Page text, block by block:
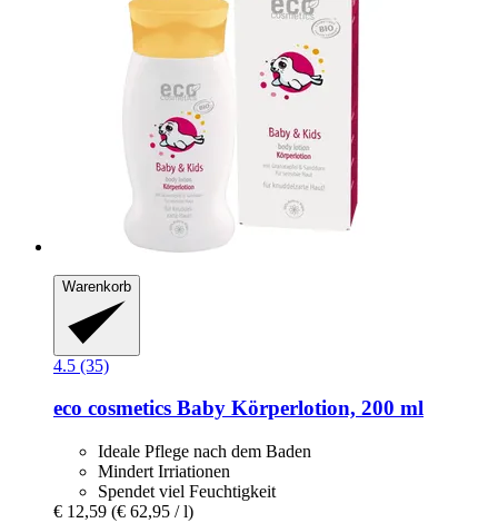
Warenkorb
4.5 (35)
eco cosmetics Baby Körperlotion, 200 ml
Ideale Pflege nach dem Baden
Mindert Irriationen
Spendet viel Feuchtigkeit
€ 12,59 (€ 62,95 / l)